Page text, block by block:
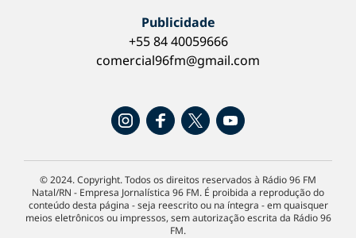
Publicidade
+55 84 40059666
comercial96fm@gmail.com
© 2024. Copyright. Todos os direitos reservados à Rádio 96 FM
Natal/RN - Empresa Jornalística 96 FM. É proibida a reprodução do
conteúdo desta página - seja reescrito ou na íntegra - em quaisquer
meios eletrônicos ou impressos, sem autorização escrita da Rádio 96
FM.